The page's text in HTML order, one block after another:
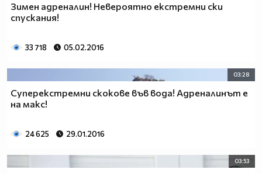
Зимен адреналин! Невероятно екстремни ски
спускания!
33 718 05.02.2016
03:28
Суперекстремни скокове във вода! Адреналинът е
на макс!
24 625 29.01.2016
03:53